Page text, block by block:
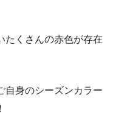
たくさんの赤色が存在
自身のシーズンカラー